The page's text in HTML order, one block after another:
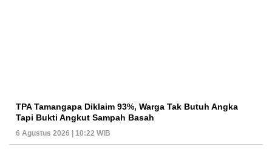
TPA Tamangapa Diklaim 93%, Warga Tak Butuh Angka
Tapi Bukti Angkut Sampah Basah
6 Agustus 2026 | 10:22 WIB